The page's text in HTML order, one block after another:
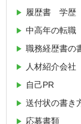
履歴書 学歴
中高年の転職
職務経歴書の
人材紹介会社
自己PR
送付状の書き
応募書類